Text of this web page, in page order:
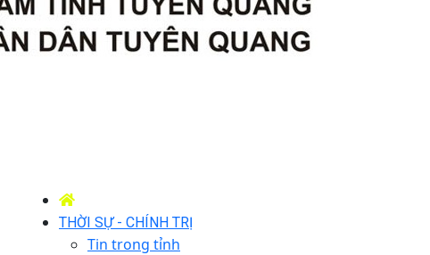
THỜI SỰ - CHÍNH TRỊ
Tin trong tỉnh